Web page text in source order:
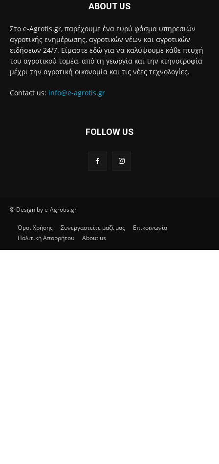
ABOUT US
Στο e-Agrotis.gr, παρέχουμε ένα ευρύ φάσμα υπηρεσιών
αγροτικής ενημέρωσης, αγροτικών νέων και αγροτικών
ειδήσεων 24/7. Είμαστε εδώ για να καλύψουμε κάθε πτυχή
του αγροτικού τομέα, από τη γεωργία και την κτηνοτροφία
μέχρι την αγροτική οικονομία και τις νέες τεχνολογίες.
Contact us: info@e-agrotis.gr
FOLLOW US
© Design by e-Agrotis.gr
Όροι Χρήσης Συνεργαστείτε μαζί μας
Επικοινωνία
Πολιτική Απορρήτου
About us